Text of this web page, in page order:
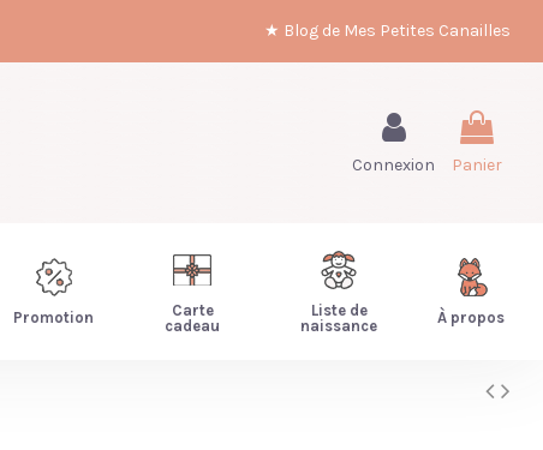
★ Blog de Mes Petites Canailles
Connexion Panier
Promotion
Carte
cadeau
Liste de
naissance
À propos